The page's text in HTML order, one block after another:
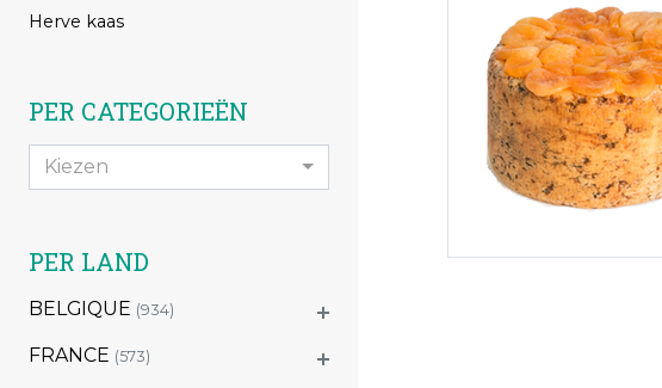
Herve kaas
PER CATEGORIEËN
Kiezen
PER LAND
BELGIQUE (934)
FRANCE (573)